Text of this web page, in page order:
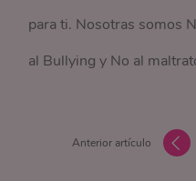
para ti. Nosotras somos
al Bullying y No al
Anterior artículo